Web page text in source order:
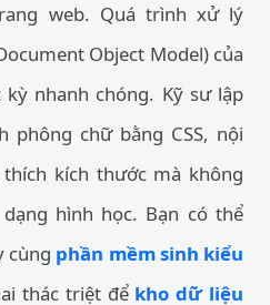
web. Quá trình xử lý
Object Model) của
nhanh chóng. Kỹ sư lập
phông chữ bằng CSS, nội
kích thước mà không
hình học. Bạn có thể
cùng phần mềm sinh kiểu
thác triệt để kho dữ liệu